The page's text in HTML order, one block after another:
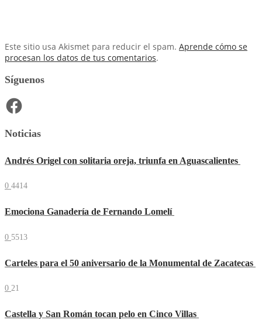
Este sitio usa Akismet para reducir el spam. Aprende cómo se
procesan los datos de tus comentarios.
Síguenos
Facebook
Noticias
Andrés Origel con solitaria oreja, triunfa en Aguascalientes
0 4414
Emociona Ganadería de Fernando Lomelí
0 5513
Carteles para el 50 aniversario de la Monumental de Zacatecas
0 21
Castella y San Román tocan pelo en Cinco Villas